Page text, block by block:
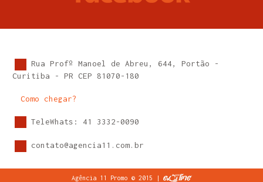
Rua Profº Manoel de Abreu, 644, Portão -
Curitiba - PR CEP 81070-180
Como chegar?
TeleWhats: 41 3332-0090
contato@agencia11.com.br
Agência 11 Promo © 2015 |